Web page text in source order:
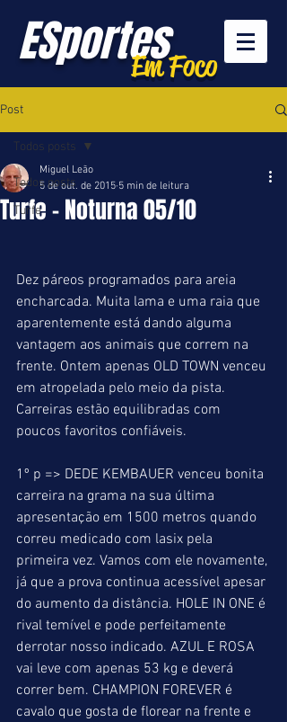
ESportesEm Foco
Post
Todos posts
Turfe
Todos posts
Turfe - Noturna 05/10
Miguel Leão
5 de out. de 2015 5 min de leitura
Dez páreos programados para areia
encharcada. Muita lama e uma raia que
aparentemente está dando alguma
vantagem aos animais que correm na
frente. Ontem apenas OLD TOWN venceu
em atropelada pelo meio da pista.
Carreiras estão equilibradas com
poucos favoritos confiáveis.
1º p => DEDE KEMBAUER venceu bonita
carreira na grama na sua última
apresentação em 1500 metros quando
correu medicado com lasix pela
primeira vez. Vamos com ele novamente,
já que a prova continua acessível apesar
do aumento da distância. HOLE IN ONE é
rival temível e pode perfeitamente
derrotar nosso indicado. AZUL E ROSA
vai leve com apenas 53 kg e deverá
correr bem. CHAMPION FOREVER é
cavalo que gosta de florear na frente e